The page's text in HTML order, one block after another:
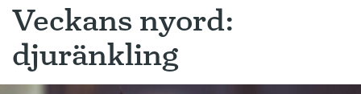
Veckans nyord:
djuränkling